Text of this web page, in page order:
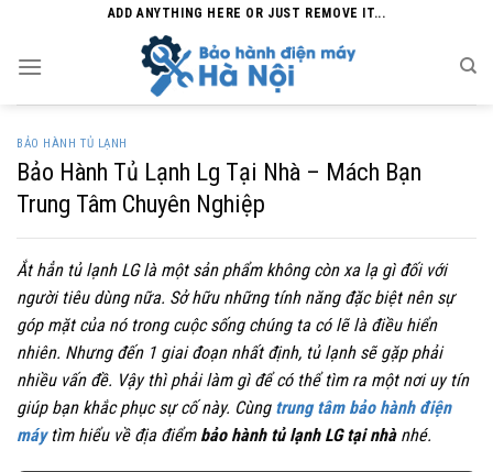
content
ADD ANYTHING HERE OR JUST REMOVE IT...
BẢO HÀNH TỦ LẠNH
Bảo Hành Tủ Lạnh Lg Tại Nhà – Mách Bạn
Trung Tâm Chuyên Nghiệp
Ắt hẳn tủ lạnh LG là một sản phẩm không còn xa lạ gì đối với
người tiêu dùng nữa. Sở hữu những tính năng đặc biệt nên sự
góp mặt của nó trong cuộc sống chúng ta có lẽ là điều hiển
nhiên. Nhưng đến 1 giai đoạn nhất định, tủ lạnh sẽ gặp phải
nhiều vấn đề. Vậy thì phải làm gì để có thể tìm ra một nơi uy tín
giúp bạn khắc phục sự cố này. Cùng trung tâm bảo hành điện
máytìm hiểu về địa điểm bảo hành tủ lạnh LG tại nhànhé.